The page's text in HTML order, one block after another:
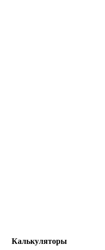
Калькуляторы